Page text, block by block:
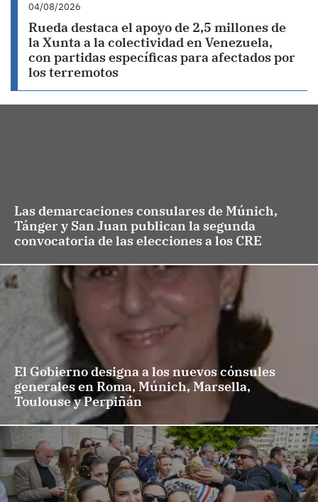
04/08/2026
Rueda destaca el apoyo de 2,5 millones de
la Xunta a la colectividad en Venezuela,
con partidas específicas para afectados por
los terremotos
Las demarcaciones consulares de Múnich,
Tánger y San Juan publican la segunda
convocatoria de las elecciones a los CRE
El Gobierno designa a los nuevos cónsules
generales en Roma, Múnich, Marsella,
Toulouse y Perpiñán